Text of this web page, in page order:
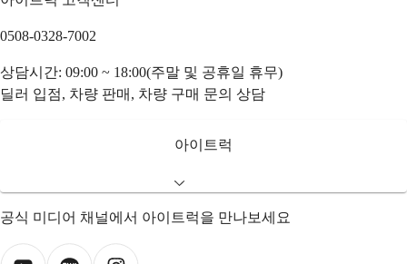
0508-0328-7002
상담시간: 09:00 ~ 18:00(주말 및 공휴일 휴무)
딜러 입점, 차량 판매, 차량 구매 문의 상담
아이트럭
공식 미디어 채널에서 아이트럭을 만나보세요